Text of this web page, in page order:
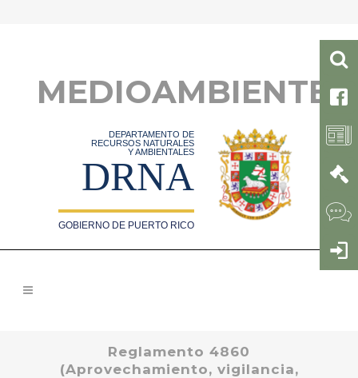
MEDIOAMBIENTE
DEPARTAMENTO DE
RECURSOS NATURALES
Y AMBIENTALES
DRNA
GOBIERNO DE PUERTO RICO
Reglamento 4860
(Aprovechamiento, vigilancia,